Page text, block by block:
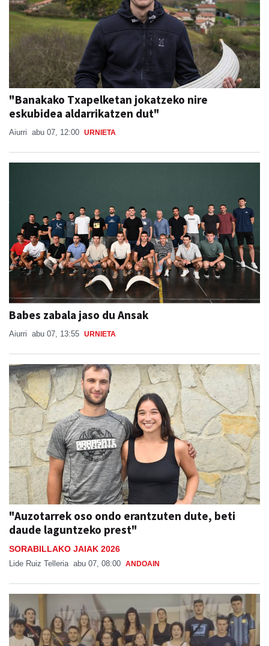
"Banakako Txapelketan jokatzeko nire
eskubidea aldarrikatzen dut"
Aiurri abu 07, 12:00 URNIETA
Babes zabala jaso du Ansak
Aiurri abu 07, 13:55 URNIETA
"Auzotarrek oso ondo erantzuten dute, beti
daude laguntzeko prest"
SORABILLAKO JAIAK 2026
Lide Ruiz Telleria abu 07, 08:00 ANDOAIN